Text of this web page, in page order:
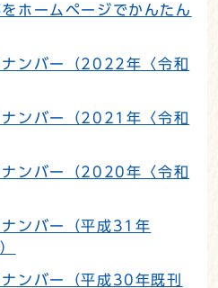
ホームページでかんたん
ナンバー（2022年〈令和
ナンバー（2021年〈令和
ナンバー（2020年〈令和
ナンバー（平成31年
ナンバー（平成30年既刊